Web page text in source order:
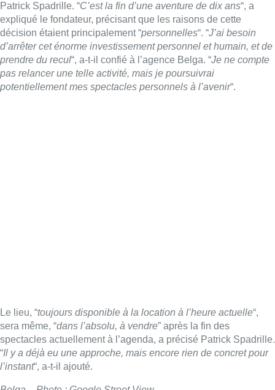
Patrick Spadrille. “C’est la fin d’une aventure de dix ans“, a
expliqué le fondateur, précisant que les raisons de cette
décision étaient principalement “personnelles“. “J’ai besoin
d’arrêter cet énorme investissement personnel et humain, et de
prendre du recul“, a-t-il confié à l’agence Belga. “Je ne compte
pas relancer une telle activité, mais je poursuivrai
potentiellement mes spectacles personnels à l’avenir“.
Le lieu, “toujours disponible à la location à l’heure actuelle“,
sera même, “dans l’absolu, à vendre” après la fin des
spectacles actuellement à l’agenda, a précisé Patrick Spadrille.
“Il y a déjà eu une approche, mais encore rien de concret pour
l’instant“, a-t-il ajouté.